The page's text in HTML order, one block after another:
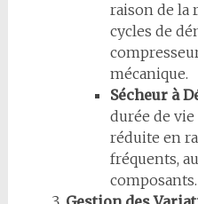
raison de la
cycles de
mécanique.
Sécheur à
durée de
réduite en
fréquents,
composants.